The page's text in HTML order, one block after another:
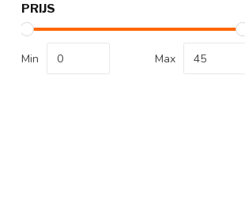
PRIJS
Min Max